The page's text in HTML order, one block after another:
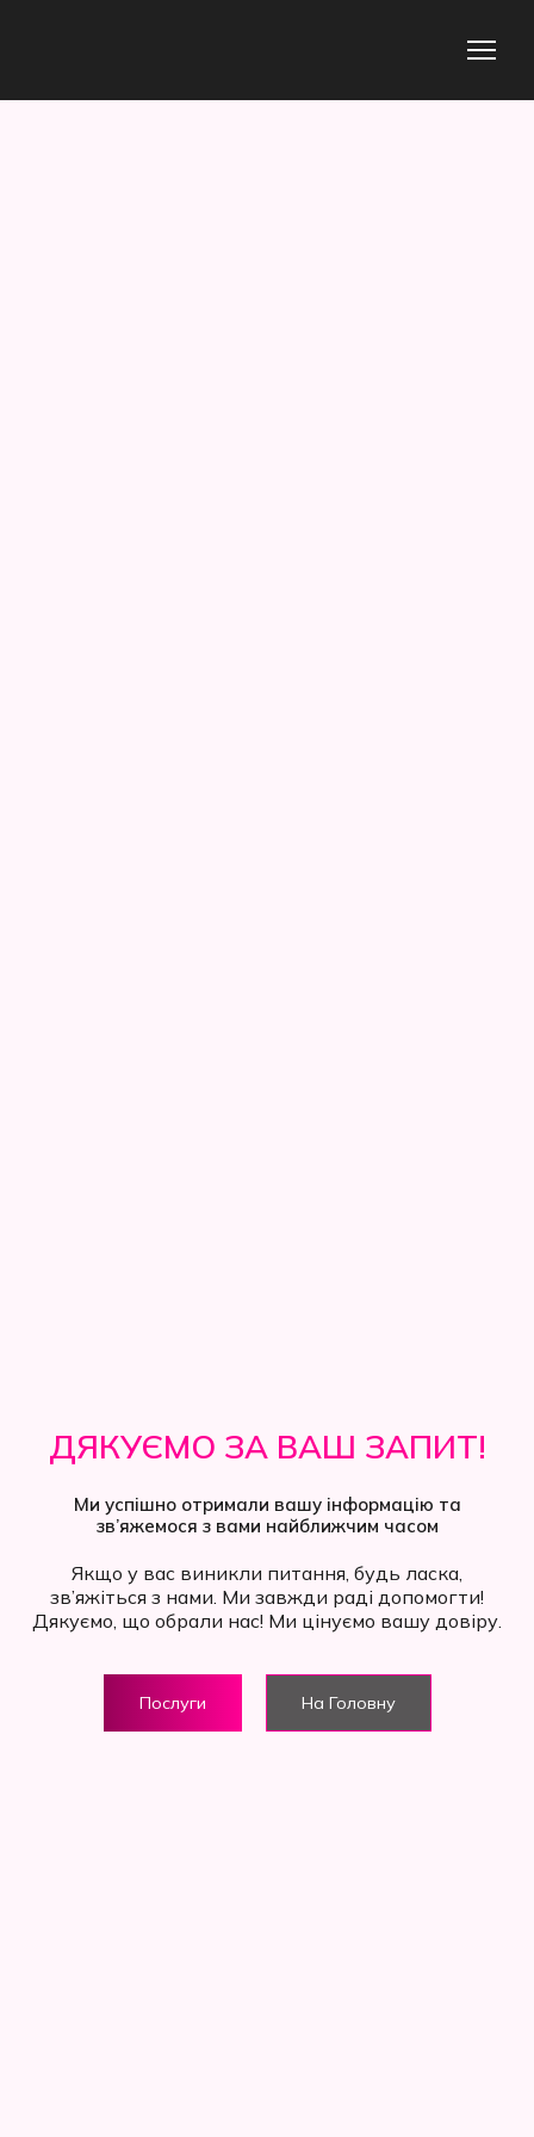
ДЯКУЄМО ЗА ВАШ ЗАПИТ!
Ми успішно отримали вашу інформацію та
зв’яжемося з вами найближчим часом
Якщо у вас виникли питання, будь ласка,
зв’яжіться з нами. Ми завжди раді допомогти!
Дякуємо, що обрали нас! Ми цінуємо вашу довіру.
Послуги На Головну